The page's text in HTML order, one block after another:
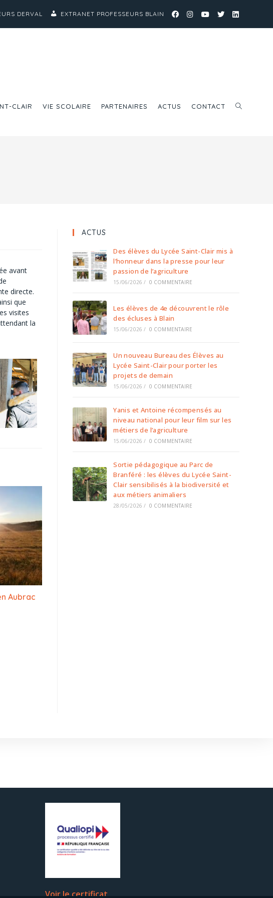
DERVAL EXTRANET PROFESSEURS BLAIN
CLAIR VIE SCOLAIRE PARTENAIRES ACTUS CONTACT
avant
directe.
que
visites
la
Aubrac
ACTUS
Des élèves du Lycée Saint-Clair mis à
l’honneur dans la presse pour leur
passion de l’agriculture
15/06/2026 / 0 COMMENTAIRE
Les élèves de 4e découvrent le rôle
des écluses à Blain
15/06/2026 / 0 COMMENTAIRE
Un nouveau Bureau des Élèves au
Lycée Saint-Clair pour porter les
projets de demain
15/06/2026 / 0 COMMENTAIRE
Yanis et Antoine récompensés au
niveau national pour leur film sur les
métiers de l’agriculture
15/06/2026 / 0 COMMENTAIRE
Sortie pédagogique au Parc de
Branféré : les élèves du Lycée Saint-
Clair sensibilisés à la biodiversité et
aux métiers animaliers
28/05/2026 / 0 COMMENTAIRE
Voir le certificat